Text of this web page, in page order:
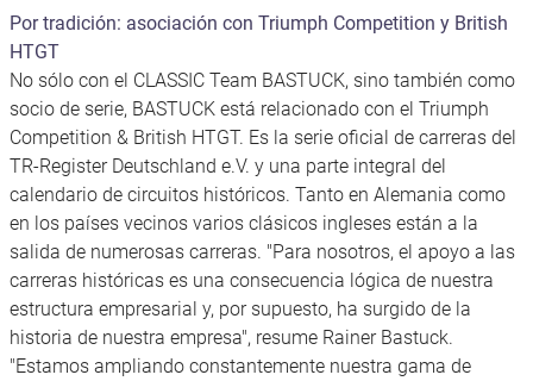
Por tradición: asociación con Triumph Competition y British
HTGT
No sólo con el CLASSIC Team BASTUCK, sino también como
socio de serie, BASTUCK está relacionado con el Triumph
Competition & British HTGT. Es la serie oficial de carreras del
TR-Register Deutschland e.V. y una parte integral del
calendario de circuitos históricos. Tanto en Alemania como
en los países vecinos varios clásicos ingleses están a la
salida de numerosas carreras. "Para nosotros, el apoyo a las
carreras históricas es una consecuencia lógica de nuestra
estructura empresarial y, por supuesto, ha surgido de la
historia de nuestra empresa", resume Rainer Bastuck.
"Estamos ampliando constantemente nuestra gama de